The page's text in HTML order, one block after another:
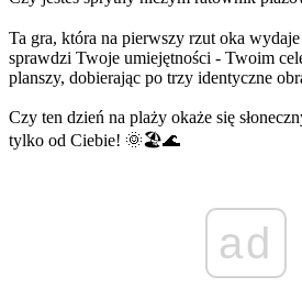
Ta gra, która na pierwszy rzut oka
sprawdzi Twoje umiejętności - Twoim
planszy, dobierając po trzy identyczne
Czy ten dzień na plaży okaże się
tylko od Ciebie! 🌞🏖️🌊
ad